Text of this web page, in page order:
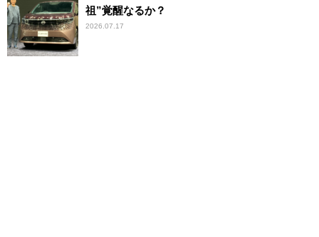
祖”覚醒なるか？
2026.07.17